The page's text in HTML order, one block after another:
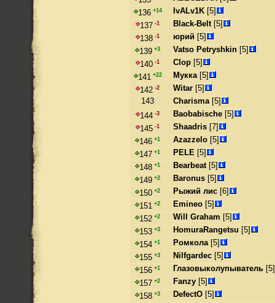
136 +14 IvALv1K [5]
137 -1 Black-Belt[5]
138 -1 юрий [5]
139 +3 Vatso Petryshkin [5]
140 -1 Clop [5]
141 +22 Мукка[5]
142 -2 Witar [5]
143
Charisma[5]
144 -3 Baobabische [5]
145 -1 Shaadris [7]
146 +1 Azazzelo [5]
147 +1 PELE [5]
148 +1 Bearbeat[5]
149 +2 Baronus [5]
150 +2 Рыжий лис [6]
151 +2 Emineo [5]
152 +2 Will Graham [5]
153 +3 HomuraRangetsu [5]
154 +1 Ромкола[5]
155 +3 Nilfgardec [5]
156 +1 Глазовыколупыватель [5]
157 +2 Fanzy [5]
158 +3 DefectO [5]